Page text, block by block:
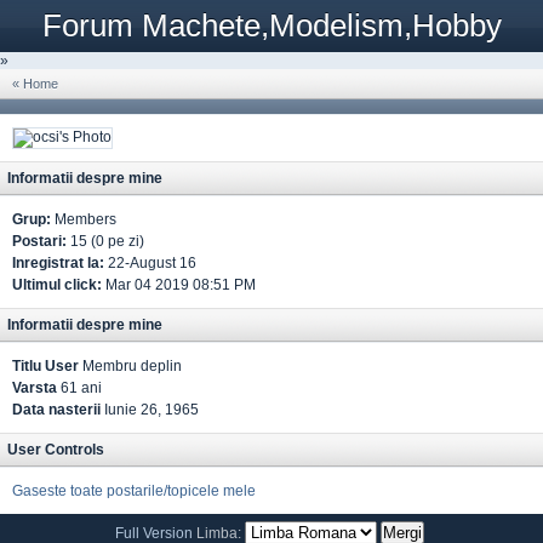
Forum Machete,Modelism,Hobby
»
« Home
Informatii despre mine
Grup: Members
Postari: 15 (0 pe zi)
Inregistrat la: 22-August 16
Ultimul click: Mar 04 2019 08:51 PM
Informatii despre mine
Titlu User Membru deplin
Varsta 61 ani
Data nasterii Iunie 26, 1965
User Controls
Gaseste toate postarile/topicele mele
Full Version Limba: